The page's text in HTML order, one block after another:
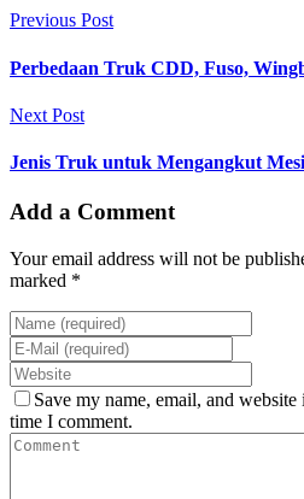
Previous Post
Perbedaan Truk CDD, Fuso,
Next Post
Jenis Truk untuk Mengangkut
Add a Comment
Your email address will not be
marked *
Save my name, email, and
time I comment.